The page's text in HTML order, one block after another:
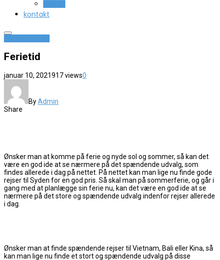
kontakt
Ferietid
januar 10, 2021917 views0
ByAdmin
Share
Ønsker man at komme på ferie og nyde sol og sommer, så kan det
være en god ide at se nærmere på det spændende udvalg, som
findes allerede i dag på nettet. På nettet kan man lige nu finde gode
rejser til Syden for en god pris. Så skal man på sommerferie, og går i
gang med at planlægge sin ferie nu, kan det være en god ide at se
nærmere på det store og spændende udvalg indenfor rejser allerede
i dag.
Ønsker man at finde spændende rejser til Vietnam, Bali eller Kina, så
kan man lige nu finde et stort og spændende udvalg på disse